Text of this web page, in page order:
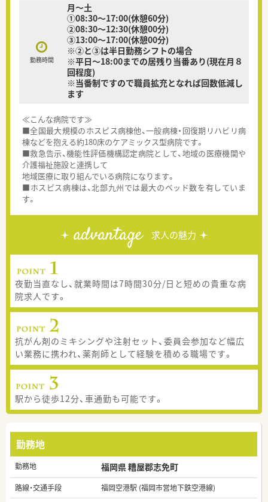
勤務時間
月～土
①08:30～17:00(休憩60分)
②08:30～12:30(休憩00分)
③13:00～17:00(休憩00分)
※②と③は半日勤務シフトの場合
※平日～18:00までの居残り当番あり(現在月８
回程度)
※当番制ですので職員拡充となれば回数低減し
ます
≪こんな病院です≫
■全国最大規模のホスピス病棟他、一般病棟・回復期リハビリ病
棟などを抱える約180床のケアミックス型病院です。
■救急告示、機能性評価機構認定病院として、地域の医療機関や
介護福祉施設と連携して
地域医療に取り組んでいる病院になります。
■ホスピス病棟は、北部九州では最大のベッド数を有していま
す。
advantage 求人の魅力
夜勤当直なし、就業時間は7時間30分/日と短めの貴重な病
院求人です。
抗がん剤のミキシングや注射セット、委員会参加など幅広
い業務に携われ、薬剤師として経験を積める職場です。
駅から徒歩12分、車通勤も可能です。
勤務地
勤務地 福岡県 糟屋郡志免町
路線・交通手段
福岡空港駅 (福岡市営地下鉄空港線)